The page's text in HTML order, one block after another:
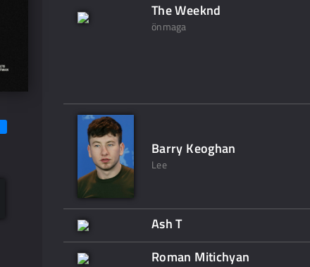
The Weeknd
önmaga
Barry Keoghan
Lee
Ash T
Roman Mitichyan